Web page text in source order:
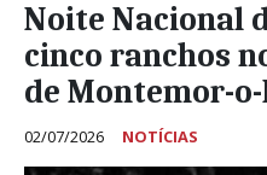
Noite Nacional
cinco ranchos
de Montemor-o-
02/07/2026 NOTÍCIAS